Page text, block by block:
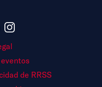
de RRSS